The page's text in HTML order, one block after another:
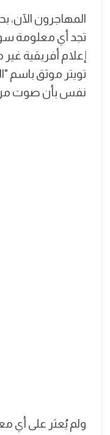
المهاجرون الآن،
تجد أي معلومة
إعلام أفريقية
تويتر موثق باسم
نفس بأن صوت
ولم يُعثر على أي